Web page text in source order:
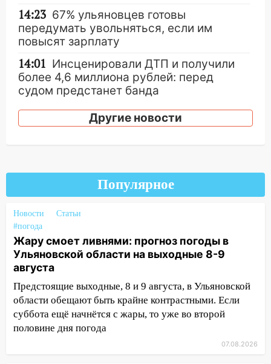
14:23 67% ульяновцев готовы
передумать увольняться, если им
повысят зарплату
14:01 Инсценировали ДТП и получили
более 4,6 миллиона рублей: перед
судом предстанет банда
13:36 В Инзе произошел крупный пожар
обвиняли в жестоком обращении с
12:28
Миллион на «льготниках»: в
Ульяновской области перевозчик
провернул хитрую схему с чужими
проездными
12:10 Ульяновский алиментщик накопил
120 тысяч долга
11:49 Снят режим «Ракетная
опасность» на территории Ульяновской
области
Другие новости
Популярное
Новости
Статьи
#погода
Жару смоет ливнями: прогноз погоды в
Ульяновской области на выходные 8-9
августа
Предстоящие выходные, 8 и 9 августа, в Ульяновской
области обещают быть крайне контрастными. Если
суббота ещё начнётся с жары, то уже во второй
половине дня погода
07.08.2026